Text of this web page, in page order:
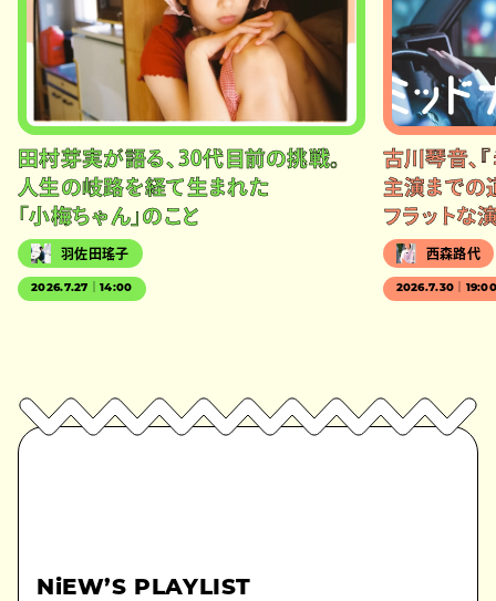
田村芽実が語る、30代目前の挑戦。
人生の岐路を経て生まれた
「小梅ちゃん」のこと
羽佐田瑤子
2026.7.27｜14:00
古川琴音、
主演までの
フラットな
西森路代
2026.7.30｜
NiEW’S PLAYLIST